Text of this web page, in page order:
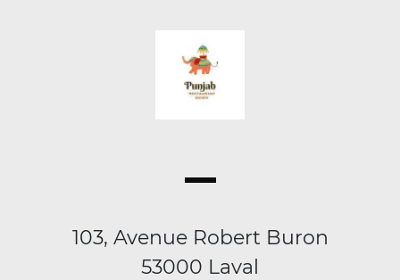
103, Avenue Robert Buron
53000 Laval